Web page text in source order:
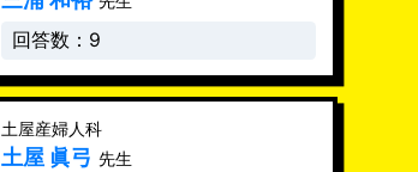
回答数：9
土屋産婦人科
土屋 眞弓 先生